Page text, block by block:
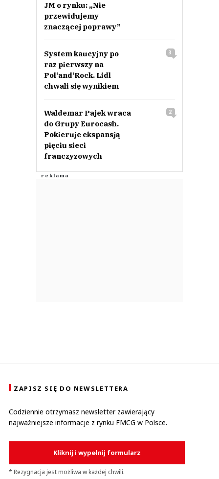
JM o rynku: „Nie
przewidujemy
znaczącej poprawy”
System kaucyjny po
raz pierwszy na
Pol‘and‘Rock. Lidl
chwali się wynikiem
3
Waldemar Pajek wraca
do Grupy Eurocash.
Pokieruje ekspansją
pięciu sieci
franczyzowych
2
ZAPISZ SIĘ DO NEWSLETTERA
Codziennie otrzymasz newsletter zawierający
najważniejsze informacje z rynku FMCG w Polsce.
Kliknij i wypełnij formularz
* Rezygnacja jest możliwa w każdej chwili.